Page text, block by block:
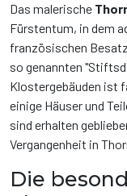
Das malerische
Fürstentum, in dem
französischen
so genannten
Klostergebäuden ist
einige Häuser und
sind erhalten
Vergangenheit in
Die